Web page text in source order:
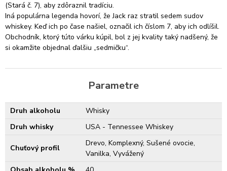
(Stará č. 7), aby zdôraznil tradíciu.
Iná populárna legenda hovorí, že Jack raz stratil sedem sudov
whiskey. Keď ich po čase našiel, označil ich číslom 7, aby ich odlíšil.
Obchodník, ktorý túto várku kúpil, bol z jej kvality taký nadšený, že
si okamžite objednal ďalšiu „sedmičku“.
Parametre
Druh alkoholu
Whisky
Druh whisky
USA - Tennessee Whiskey
Chuťový profil
Drevo, Komplexný, Sušené ovocie,
Vanilka, Vyvážený